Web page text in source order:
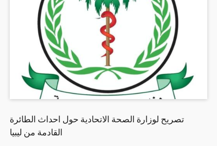
تصريح لوزارة الصحة الاتحادية حول احداث الطائرة
القادمة من ليبيا